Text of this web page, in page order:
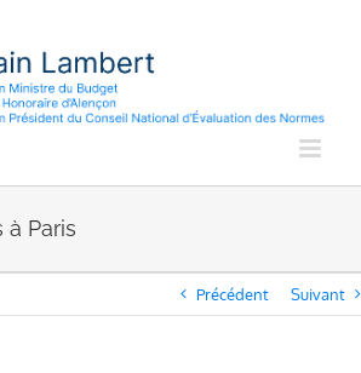
à Paris
Précédent Suivant